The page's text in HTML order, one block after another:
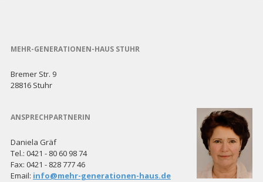
MEHR-GENERATIONEN-HAUS STUHR
Bremer Str. 9
28816 Stuhr
ANSPRECHPARTNERIN
Daniela Gräf
Tel.: 0421 - 80 60 98 74
Fax: 0421 - 828 777 46
Email: info@mehr-generationen-haus.de